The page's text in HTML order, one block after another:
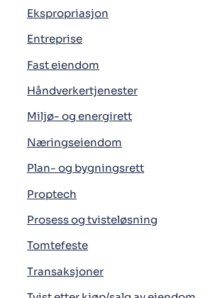
Ekspropriasjon
Entreprise
Fast eiendom
Håndverkertjenester
Miljø- og energirett
Næringseiendom
Plan- og bygningsrett
Proptech
Prosess og tvisteløsning
Tomtefeste
Transaksjoner